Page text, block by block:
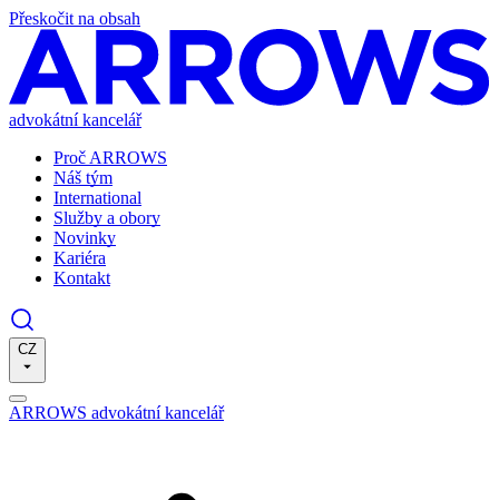
Přeskočit na obsah
advokátní kancelář
Proč ARROWS
Náš tým
International
Služby a obory
Novinky
Kariéra
Kontakt
CZ
ARROWS advokátní kancelář